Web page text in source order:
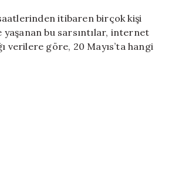
Balıkesir’de
Deprem
Olmadığına
itibaren birçok kişi
bu sarsıntılar, internet
verilere göre, 20 Mayıs’ta hangi